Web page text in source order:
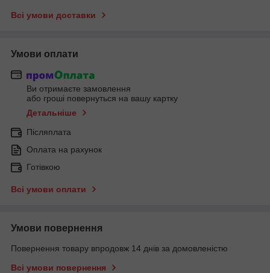
Всі умови доставки
Умови оплати
Ви отримаєте замовлення
або гроші повернуться на вашу картку
Детальніше
Післяплата
Оплата на рахунок
Готівкою
Всі умови оплати
Умови повернення
Повернення товару впродовж 14 днів за домовленістю
Всі умови повернення